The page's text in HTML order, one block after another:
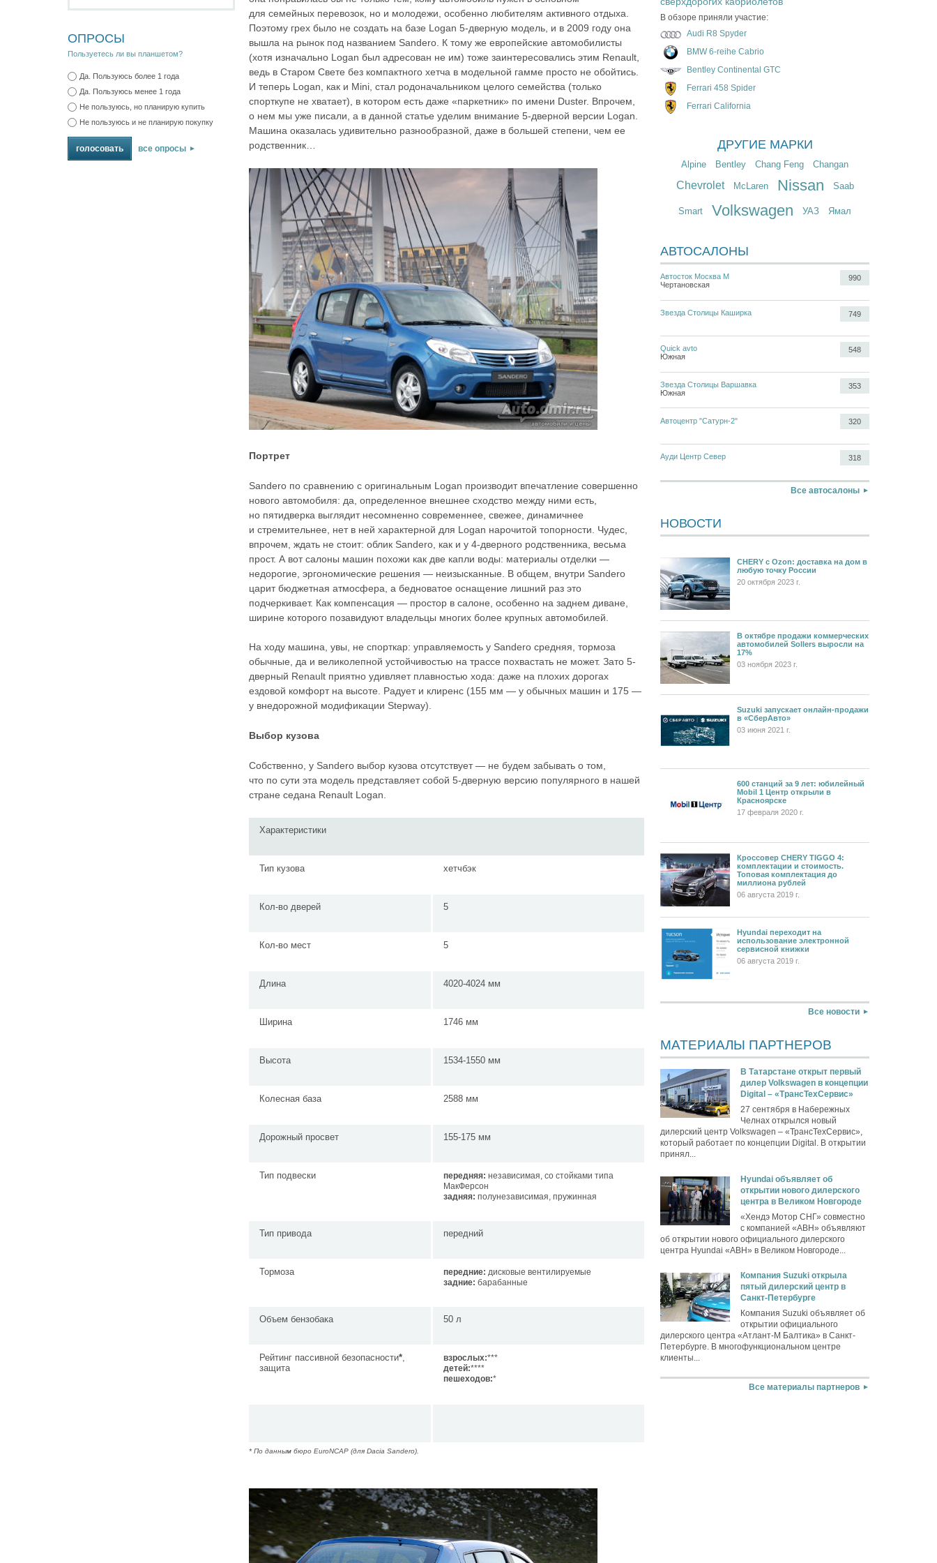
ОПРОСЫ
Пользуетесь ли вы планшетом?
Да. Пользуюсь более 1 года
Да. Пользуюсь менее 1 года
Не пользуюсь, но планирую купить
Не пользуюсь и не планирую покупку
все опросы
для семейных перевозок, но и молодежи, особенно любителям активного отдыха.
Поэтому грех было не создать на базе Logan 5-дверную модель, и в 2009 году она
вышла на рынок под названием Sandero. К тому же европейские автомобилисты
(хотя изначально Logan был адресован не им) тоже заинтересовались этим Renault,
ведь в Старом Свете без компактного хетча в модельной гамме просто не обойтись.
И теперь Logan, как и Mini, стал родоначальником целого семейства (только
спорткупе не хватает), в котором есть даже «паркетник» по имени Duster. Впрочем,
о нем мы уже писали, а в данной статье уделим внимание 5-дверной версии Logan.
Машина оказалась удивительно разнообразной, даже в большей степени, чем ее
родственник…
Портрет
Sandero по сравнению с оригинальным Logan производит впечатление совершенно
нового автомобиля: да, определенное внешнее сходство между ними есть,
но пятидверка выглядит несомненно современнее, свежее, динамичнее
и стремительнее, нет в ней характерной для Logan нарочитой топорности. Чудес,
впрочем, ждать не стоит: облик Sandero, как и у 4-дверного родственника, весьма
прост. А вот салоны машин похожи как две капли воды: материалы отделки —
недорогие, эргономические решения — неизысканные. В общем, внутри Sandero
царит бюджетная атмосфера, а бедноватое оснащение лишний раз это
подчеркивает. Как компенсация — простор в салоне, особенно на заднем диване,
ширине которого позавидуют владельцы многих более крупных автомобилей.
На ходу машина, увы, не спорткар: управляемость у Sandero средняя, тормоза
обычные, да и великолепной устойчивостью на трассе похвастать не может. Зато 5-
дверный Renault приятно удивляет плавностью хода: даже на плохих дорогах
ездовой комфорт на высоте. Радует и клиренс (155 мм — у обычных машин и 175 —
у внедорожной модификации Stepway).
Выбор кузова
Собственно, у Sandero выбор кузова отсутствует — не будем забывать о том,
что по сути эта модель представляет собой 5-дверную версию популярного в нашей
стране седана Renault Logan.
Характеристики
Тип кузова хетчбэк
Кол-во дверей 5
Кол-во мест 5
Длина 4020-4024 мм
Ширина 1746 мм
Высота 1534-1550 мм
Колесная база 2588 мм
Дорожный просвет 155-175 мм
Тип подвески передняя: независимая, со стойками типа
МакФерсон
задняя: полунезависимая, пружинная
Тип привода передний
Тормоза передние: дисковые вентилируемые
задние: барабанные
Объем бензобака 50 л
Рейтинг пассивной безопасности*,
защита
взрослых:***
детей:****
пешеходов:*
* По данным бюро EuroNCAP (для Dacia Sandero).
В обзоре приняли участие:
Audi R8 Spyder
BMW 6-reihe Cabrio
Bentley Continental GTC
Ferrari 458 Spider
Ferrari California
ДРУГИЕ МАРКИ
Alpine Bentley Chang Feng Changan
Chevrolet McLaren Nissan Saab
Smart Volkswagen УАЗ Ямал
АВТОСАЛОНЫ
Автосток Москва М
Чертановская
990
Звезда Столицы Каширка 749
Quick avto
Южная
548
Звезда Столицы Варшавка
Южная
353
Автоцентр "Сатурн-2" 320
Ауди Центр Север 318
Все автосалоны
НОВОСТИ
CHERY c Ozon: доставка на дом в
любую точку России
20 октября 2023 г.
В октябре продажи коммерческих
автомобилей Sollers выросли на
17%
03 ноября 2023 г.
Suzuki запускает онлайн-продажи
в «СберАвто»
03 июня 2021 г.
600 станций за 9 лет: юбилейный
Mobil 1 Центр открыли в
Красноярске
17 февраля 2020 г.
Кроссовер CHERY TIGGO 4:
комплектации и стоимость.
Топовая комплектация до
миллиона рублей
06 августа 2019 г.
Hyundai переходит на
использование электронной
сервисной книжки
06 августа 2019 г.
Все новости
МАТЕРИАЛЫ ПАРТНЕРОВ
В Татарстане открыт первый
дилер Volkswagen в концепции
Digital – «ТрансТехСервис»
27 сентября в Набережных
Челнах открылся новый
дилерский центр Volkswagen – «ТрансТехСервис»,
который работает по концепции Digital. В открытии
принял...
Hyundai объявляет об
открытии нового дилерского
центра в Великом Новгороде
«Хендэ Мотор СНГ» совместно
с компанией «АВН» объявляют
об открытии нового официального дилерского
центра Hyundai «АВН» в Великом Новгороде...
Компания Suzuki открыла
пятый дилерский центр в
Санкт-Петербурге
Компания Suzuki объявляет об
открытии официального
дилерского центра «Атлант-М Балтика» в Санкт-
Петербурге. В многофункциональном центре
клиенты...
Все материалы партнеров